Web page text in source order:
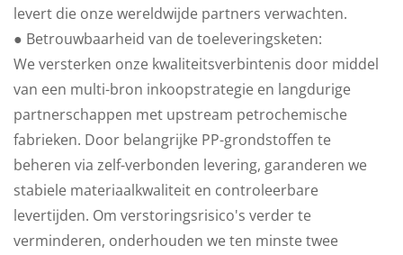
levert die onze wereldwijde partners verwachten.
● Betrouwbaarheid van de toeleveringsketen:
We versterken onze kwaliteitsverbintenis door middel
van een multi-bron inkoopstrategie en langdurige
partnerschappen met upstream petrochemische
fabrieken. Door belangrijke PP-grondstoffen te
beheren via zelf-verbonden levering, garanderen we
stabiele materiaalkwaliteit en controleerbare
levertijden. Om verstoringsrisico's verder te
verminderen, onderhouden we ten minste twee